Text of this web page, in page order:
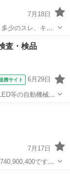
7月18日
地でご確認くださ
古品のため、状
査・検品
携サイト 6月29日
等の自動機械加
電子部品の製造
7月17日